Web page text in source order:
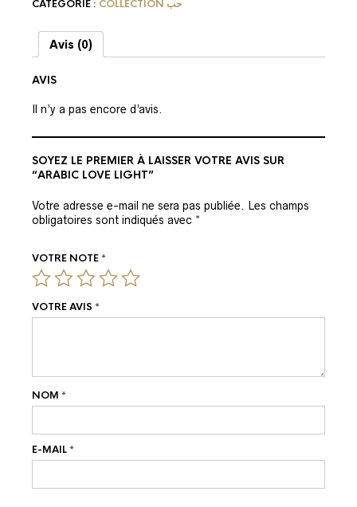
CATÉGORIE :
COLLECTION حب
Avis (0)
AVIS
Il n’y a pas encore d’avis.
SOYEZ LE PREMIER À LAISSER VOTRE AVIS SUR
“ARABIC LOVE LIGHT”
Votre adresse e-mail ne sera pas publiée. Les champs
obligatoires sont indiqués avec *
VOTRE NOTE*
VOTRE AVIS *
NOM *
E-MAIL*